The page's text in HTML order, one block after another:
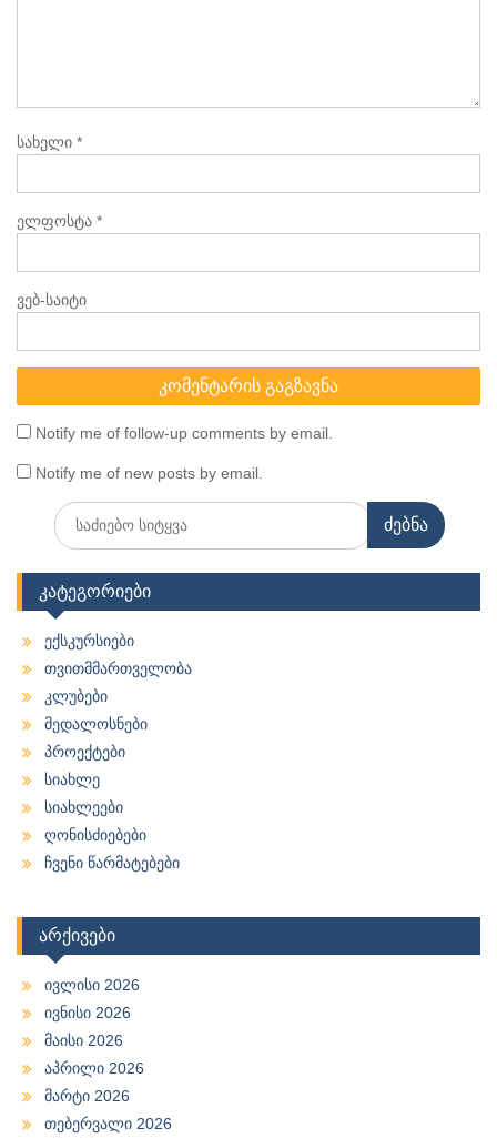
სახელი *
ელფოსტა *
ვებ-საიტი
Notify me of follow-up comments by email.
Notify me of new posts by email.
Search
for:
კატეგორიები
ექსკურსიები
თვითმმართველობა
კლუბები
მედალოსნები
პროექტები
სიახლე
სიახლეები
ღონისძიებები
ჩვენი წარმატებები
არქივები
ივლისი 2026
ივნისი 2026
მაისი 2026
აპრილი 2026
მარტი 2026
თებერვალი 2026